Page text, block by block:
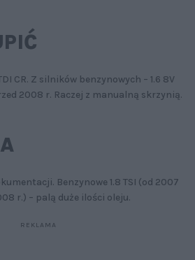
CR. Z silników benzynowych – 1.6 8V
2008 r. Raczej z manualną skrzynią.
Benzynowe 1.8 TSI (od 2007
r.) – palą duże ilości oleju.